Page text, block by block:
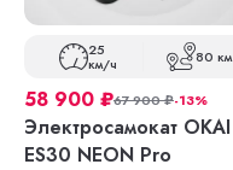
25
км/ч 80 км
58 900 ₽67 900₽-13%
Электросамокат OKAI
ES30 NEON Pro